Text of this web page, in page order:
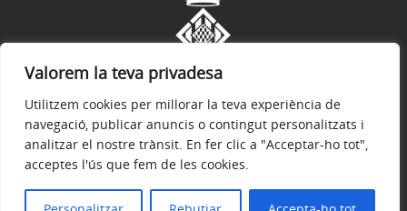
Valorem la teva privadesa
Utilitzem cookies per millorar la teva experiència de
navegació, publicar anuncis o contingut personalitzats i
analitzar el nostre trànsit. En fer clic a "Acceptar-ho tot",
acceptes l'ús que fem de les cookies.
Avís legal Política de privacitat